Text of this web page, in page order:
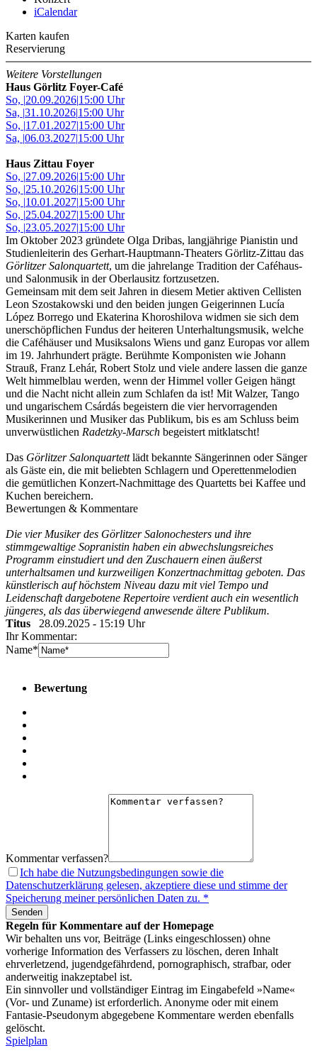
iCalendar
Karten kaufen
Reservierung
Weitere Vorstellungen
Haus Görlitz Foyer-Café
So, |20.09.2026|15:00 Uhr
Sa, |31.10.2026|15:00 Uhr
So, |17.01.2027|15:00 Uhr
Sa, |06.03.2027|15:00 Uhr
Haus Zittau Foyer
So, |27.09.2026|15:00 Uhr
So, |25.10.2026|15:00 Uhr
So, |10.01.2027|15:00 Uhr
So, |25.04.2027|15:00 Uhr
So, |23.05.2027|15:00 Uhr
Im Oktober 2023 gründete Olga Dribas, langjährige Pianistin und
Studienleiterin des Gerhart-Hauptmann-Theaters Görlitz-Zittau das
Görlitzer Salonquartett, um die jahrelange Tradition der Caféhaus-
und Salonmusik in der Oberlausitz fortzusetzen.
Gemeinsam mit dem seit Jahren in diesem Metier aktiven Cellisten
Leon Szostakowski und den beiden jungen Geigerinnen Lucía
López Borrego und Ekaterina Khoroshilova widmen sie sich dem
unerschöpflichen Fundus der heiteren Unterhaltungsmusik, welche
die Caféhäuser und Musiksalons Wiens und ganz Europas vor allem
im 19. Jahrhundert prägte. Berühmte Komponisten wie Johann
Strauß, Franz Lehár, Robert Stolz und viele andere lassen die ganze
Welt himmelblau werden, wenn der Himmel voller Geigen hängt
und die Nacht nicht allein zum Schlafen da ist! Mit Walzer, Tango
und ungarischem Csárdás begeistern die vier hervorragenden
Musikerinnen und Musiker das Publikum, bis es am Schluss beim
unverwüstlichen Radetzky-Marsch begeistert mitklatscht!
Das Görlitzer Salonquartettlädt bekannte Sängerinnen oder Sänger
als Gäste ein, die mit beliebten Schlagern und Operettenmelodien
die gemütlichen Konzert-Nachmittage des Quartetts bei Kaffee und
Kuchen bereichern.‎
Bewertungen & Kommentare
Die vier Musiker des Görlitzer Salonochesters und ihre
stimmgewaltige Sopranistin haben ein abwechslungsreiches
Programm einstudiert und den Zuschauern einen äußerst
unterhaltsamen und kurzweiligen Konzertnachmittag geboten. Das
künstlerisch auf höchstem Niveau dazu mit viel Tempo und
Leidenschaft dargebotene Repertoire verdient auch ein wesentlich
jüngeres, als das überwiegend anwesende ältere Publikum.
Titus
28.09.2025 - 15:19 Uhr
Ihr Kommentar:
Name*
Bewertung
Kommentar verfassen?
Ich habe die Nutzungsbedingungen sowie die
Datenschutzerklärung gelesen, akzeptiere diese und stimme der
Speicherung meiner persönlichen Daten zu. *
Senden
Regeln für Kommentare auf der Homepage
Wir behalten uns vor, Beiträge (Links eingeschlossen) ohne
vorherige Information des Verfassers zu löschen, deren Inhalt
ehrverletzend, jugendgefährdend, pornographisch, strafbar, oder
anderweitig inakzeptabel ist.
Ein sinnvoller und vollständiger Eintrag im Eingabefeld »Name«
(Vor- und Zuname) ist erforderlich. Anonyme oder mit einem
Fantasie-Pseudonym abgegebene Kommentare werden ebenfalls
gelöscht.
Spielplan